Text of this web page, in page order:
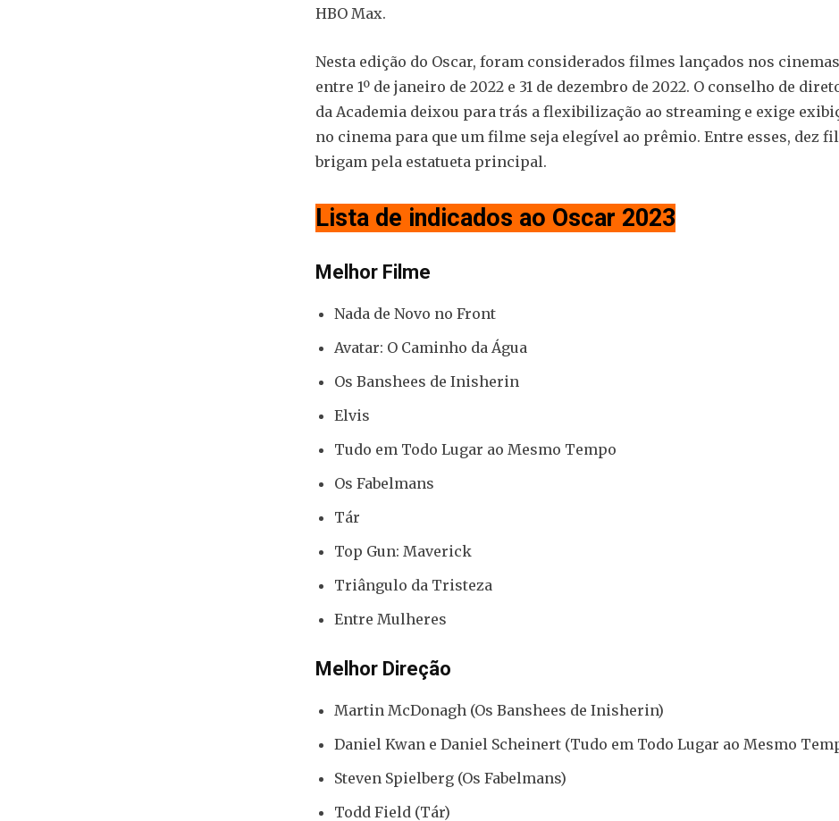
HBO Max.
Nesta edição do Oscar, foram considerados filmes lançados nos cinemas
entre 1º de janeiro de 2022 e 31 de dezembro de 2022. O conselho de
da Academia deixou para trás a flexibilização ao streaming e exige
no cinema para que um filme seja elegível ao prêmio. Entre esses, dez
brigam pela estatueta principal.
Lista de indicados ao Oscar 2023
Melhor Filme
Nada de Novo no Front
Avatar: O Caminho da Água
Os Banshees de Inisherin
Elvis
Tudo em Todo Lugar ao Mesmo Tempo
Os Fabelmans
Tár
Top Gun: Maverick
Triângulo da Tristeza
Entre Mulheres
Melhor Direção
Martin McDonagh (Os Banshees de Inisherin)
Daniel Kwan e Daniel Scheinert (Tudo em Todo Lugar ao Mesmo
Steven Spielberg (Os Fabelmans)
Todd Field (Tár)